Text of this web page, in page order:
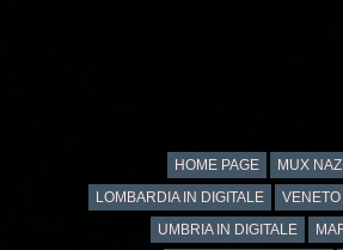
HOME PAGE MUX
LOMBARDIA IN DIGITALE
UMBRIA IN DIGITALE